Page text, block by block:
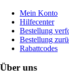
Mein Konto
Hilfecenter
Bestellung
Bestellung
Rabattcodes
Über uns